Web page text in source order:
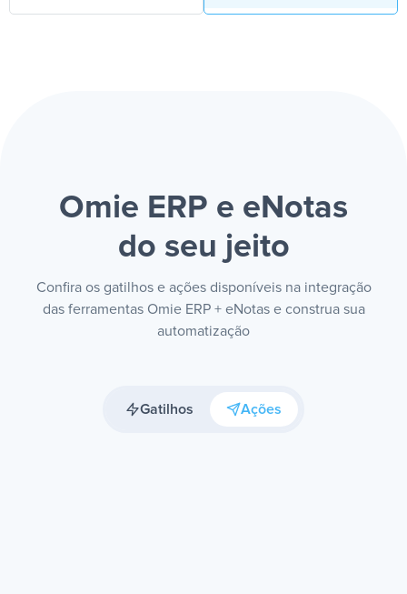
Omie ERP e eNotas
do seu jeito
Confira os gatilhos e ações disponíveis na integração
das ferramentas Omie ERP + eNotas e construa sua
automatização
Gatilhos Ações